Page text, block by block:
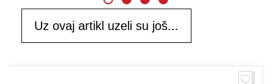
Uz ovaj artikl uzeli su još...